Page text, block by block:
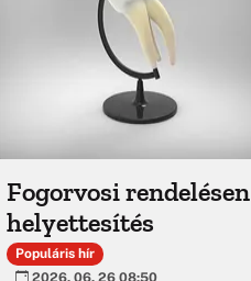
Fogorvosi rendelésen
helyettesítés
Populáris hír
2026. 06. 26 08:50